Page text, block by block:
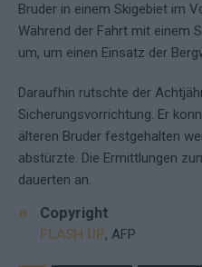
Bruder in einem Skigebiet im
Während der Fahrt mit einem
um, um einen Einsatz der
Daraufhin rutschte der
Sicherungsvorrichtung. Er
älteren Bruder festgehalten
abstürzte. Die Ermittlungen
dauerten an.
Copyright
FLASH UP, AFP